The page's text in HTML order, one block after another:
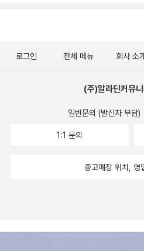
리는 하나가 되어 정신 나간 발레
진이 멈추어지지 않아 이 검은 범
층 기관실에 유폐당해 내려가며 킬
에서 태어나 배 안에서 한 평생을
레몬 노베첸토의 한 살이를 아름다
없었던 음악을 연주한다는 착상까
같은데. 정답은 책에 나와 있으니
책들을 쌓아두고 읽으려고 하는데
싶기도 하고. 장 스트레칭도 가볍
으면 병원에 가야겠는데. 비바람이
더 세졌다. 에혀. ㅠㅠ
로그인 전체 메뉴 회사 소
(주)알라딘커뮤
일반문의 (발신자 부담)
1:1 문의
중고매장 위치, 영